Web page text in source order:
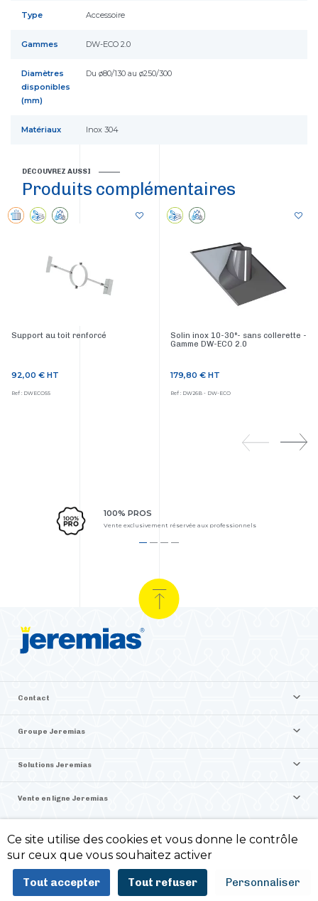
Type Accessoire
Gammes DW-ECO 2.0
Diamètres
disponibles
(mm)
Du ø80/130 au ø250/300
Matériaux Inox 304
DÉCOUVREZ AUSSI
Produits complémentaires
Support au toit renforcé
Prix
92,00 € HT
Ref : DWECO55
Solin inox 10-30°- sans collerette -
Gamme DW-ECO 2.0
Prix
179,80 € HT
Ref : DW26B - DW-ECO
100% PROS
Vente exclusivement réservée aux professionnels
Contact
Groupe Jeremias
Solutions Jeremias
Vente en ligne Jeremias
©2026 Jeremias France
Politique de confidentialité -
ITIS Commerce
Ce site utilise des cookies et vous donne le contrôle
sur ceux que vous souhaitez activer
Tout accepter Tout refuser Personnaliser